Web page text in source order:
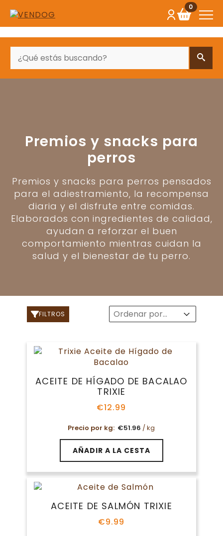
0
Premios y snacks para
perros
Premios y snacks para perros pensados
para el adiestramiento, la recompensa
diaria y el disfrute entre comidas.
Elaborados con ingredientes de calidad,
ayudan a reforzar el buen
comportamiento mientras cuidan la
salud y el bienestar de tu perro.
FILTROS Sort
Sort content
Sort content
ACEITE DE HÍGADO DE BACALAO
TRIXIE
€12.99
Precio por kg: €51.96 / kg
AÑADIR A LA CESTA
ACEITE DE SALMÓN TRIXIE
€9.99